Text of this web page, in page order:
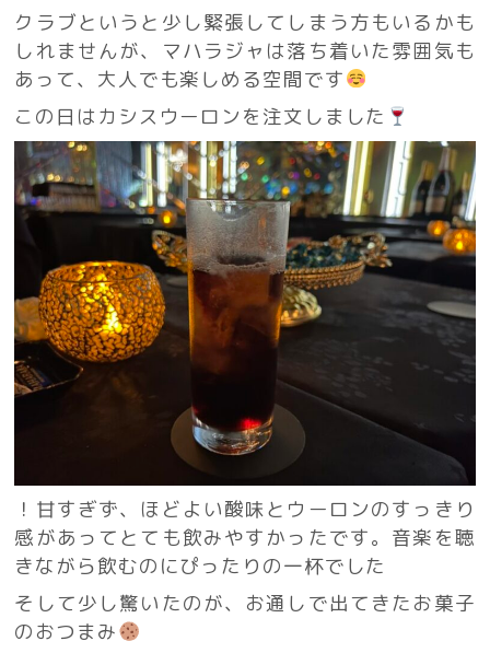
クラブというと少し緊張してしまう方もいるかも
しれませんが、マハラジャは落ち着いた雰囲気も
あって、大人でも楽しめる空間です
この日はカシスウーロンを注文しました
！甘すぎず、ほどよい酸味とウーロンのすっきり
感があってとても飲みやすかったです。音楽を聴
きながら飲むのにぴったりの一杯でした
そして少し驚いたのが、お通しで出てきたお菓子
のおつまみ